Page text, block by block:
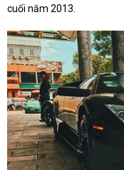
cuối năm 2013.